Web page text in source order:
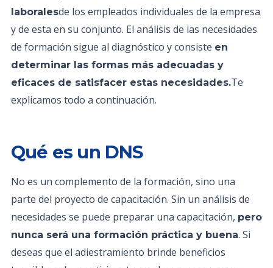
laboralesde los empleados individuales de la empresa
y de esta en su conjunto. El análisis de las necesidades
de formación sigue al diagnóstico y consiste en
determinar las formas más adecuadas y
eficaces de satisfacer estas necesidades.Te
explicamos todo a continuación.
Qué es un DNS
No es un complemento de la formación, sino una
parte del proyecto de capacitación. Sin un análisis de
necesidades se puede preparar una capacitación, pero
nunca será una formación práctica y buena. Si
deseas que el adiestramiento brinde beneficios